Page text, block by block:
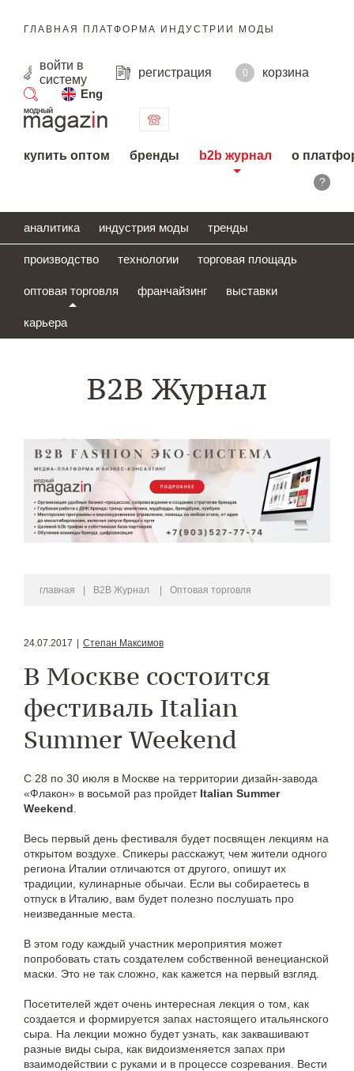
ГЛАВНАЯ ПЛАТФОРМА ИНДУСТРИИ МОДЫ
войти в
систему
регистрация 0
корзина
Eng
поиск
купить оптом бренды b2b журнал о
?
аналитика индустрия моды тренды
производство технологии торговая площадь
оптовая торговля франчайзинг выставки
карьера
B2B Журнал
главная B2B Журнал Оптовая торговля
24.07.2017 Степан Максимов
В Москве состоится
фестиваль Italian
Summer Weekend
С 28 по 30 июля в Москве на территории дизайн-завода
«Флакон» в восьмой раз пройдет Italian Summer
Weekend
Весь первый день фестиваля будет посвящен лекциям на
открытом воздухе. Спикеры расскажут, чем жители одного
региона Италии отличаются от другого, опишут их
традиции, кулинарные обычаи. Если вы собираетесь в
отпуск в Италию, вам будет полезно послушать про
неизведанные места.
В этом году каждый участник мероприятия может
попробовать стать создателем собственной венецианской
маски. Это не так сложно, как кажется на первый взгляд.
Посетителей ждет очень интересная лекция о том, как
создается и формируется запах настоящего итальянского
сыра. На лекции можно будет узнать, как заквашивают
разные виды сыра, как видоизменяется запах при
взаимодействии с руками и в процессе созревания. Вести